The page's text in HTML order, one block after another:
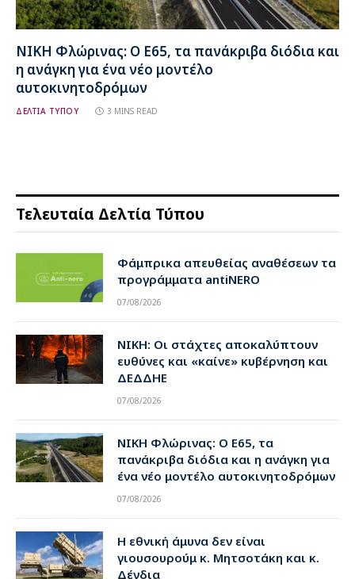
ΝΙΚΗ Φλώρινας: Ο Ε65, τα πανάκριβα διόδια και
η ανάγκη για ένα νέο μοντέλο
αυτοκινητοδρόμων
ΔΕΛΤΙΑ ΤΥΠΟΥ 3 MINS READ
Τελευταία Δελτία Τύπου
Φάμπρικα απευθείας αναθέσεων τα
προγράμματα antiNERO
07/08/2026
ΝΙΚΗ: Οι στάχτες αποκαλύπτουν
ευθύνες και «καίνε» κυβέρνηση και
ΔΕΔΔΗΕ
07/08/2026
ΝΙΚΗ Φλώρινας: Ο Ε65, τα
πανάκριβα διόδια και η ανάγκη για
ένα νέο μοντέλο αυτοκινητοδρόμων
07/08/2026
Η εθνική άμυνα δεν είναι
γιουσουρούμ κ. Μητσοτάκη και κ.
Δένδια